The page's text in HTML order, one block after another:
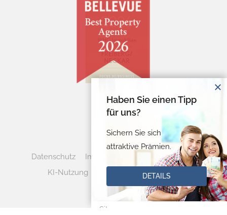
Sitemap
Datenschutz Impressum
Cookie-Verwaltung
KI-Nutzung
Vertrag widerrufen
Haben Sie einen Tipp
für uns?
Sichern Sie sich
attraktive Prämien.
DETAILS